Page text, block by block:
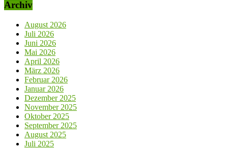
Archiv
August 2026
Juli 2026
Juni 2026
Mai 2026
April 2026
März 2026
Februar 2026
Januar 2026
Dezember 2025
November 2025
Oktober 2025
September 2025
August 2025
Juli 2025